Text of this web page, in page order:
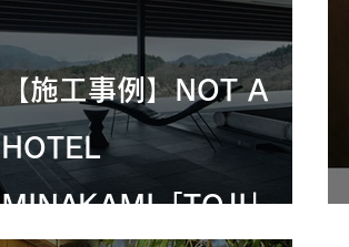
【施工事例】NOT A
HOTEL
MINAKAMI「TOJI」 モ